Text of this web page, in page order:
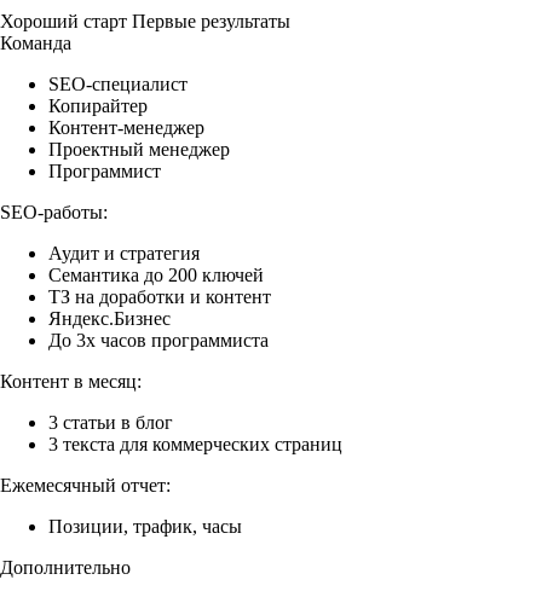
Хороший старт Первые результаты
Команда
SEO-специалист
Копирайтер
Контент-менеджер
Проектный менеджер
Программист
SEO-работы:
Аудит и стратегия
Семантика до 200 ключей
ТЗ на доработки и контент
Яндекс.Бизнес
До 3х часов программиста
Контент в месяц:
3 статьи в блог
3 текста для коммерческих страниц
Ежемесячный отчет:
Позиции, трафик, часы
Дополнительно